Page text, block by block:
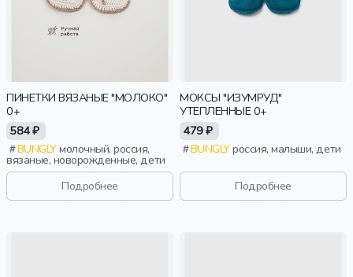
ПИНЕТКИ ВЯЗАНЫЕ "МОЛОКО"
0+
584 ₽
BUNGLYмолочный, россия,
вязаные, новорожденные, дети
Подробнее
МОКСЫ "ИЗУМРУД"
УТЕПЛЕННЫЕ 0+
479 ₽
BUNGLYроссия, малыши, дети
Подробнее